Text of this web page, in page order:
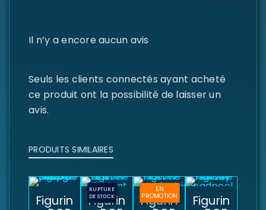
Il n’y a encore aucun avis
Seuls les clients connectés ayant acheté
ce produit ont la possibilité de laisser un
avis.
PRODUITS SIMILAIRES
Figurin
RUPTURE
DE STOCK
Figurin
EN
PROMOTION
Figurin Figurin